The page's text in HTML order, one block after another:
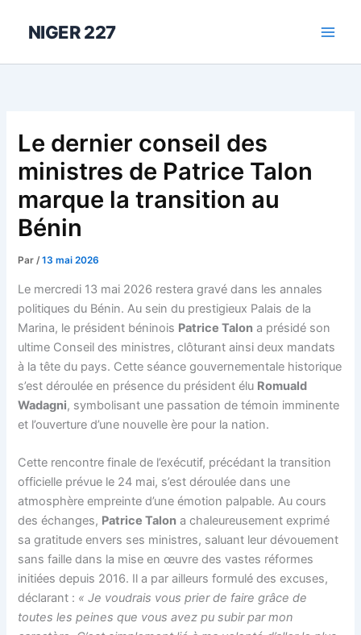
NIGER 227
Le dernier conseil des
ministres de Patrice Talon
marque la transition au
Bénin
Par/13 mai 2026
Le mercredi 13 mai 2026 restera gravé dans les annales
politiques du Bénin. Au sein du prestigieux Palais de la
Marina, le président béninois Patrice Talon a présidé son
ultime Conseil des ministres, clôturant ainsi deux mandats
à la tête du pays. Cette séance gouvernementale historique
s’est déroulée en présence du président élu Romuald
Wadagni, symbolisant une passation de témoin imminente
et l’ouverture d’une nouvelle ère pour la nation.
Cette rencontre finale de l’exécutif, précédant la transition
officielle prévue le 24 mai, s’est déroulée dans une
atmosphère empreinte d’une émotion palpable. Au cours
des échanges, Patrice Talon a chaleureusement exprimé
sa gratitude envers ses ministres, saluant leur dévouement
sans faille dans la mise en œuvre des vastes réformes
initiées depuis 2016. Il a par ailleurs formulé des excuses,
déclarant : « Je voudrais vous prier de faire grâce de
toutes les peines que vous avez pu subir par mon